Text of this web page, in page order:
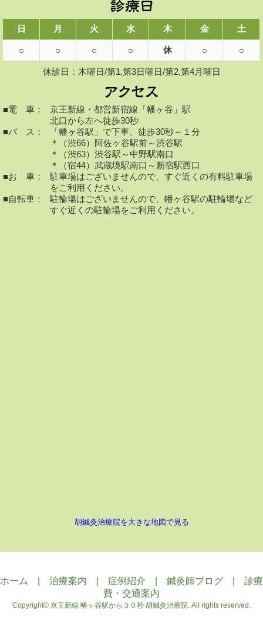
日 月 火 水 木 金 土
○ ○ ○ ○ 休 ○ ○
休診日：木曜日/第1,第3日曜日/第2,第4月曜日
■電 車：
京王新線・都営新宿線「幡ヶ谷」駅
北口から左へ徒歩30秒
■バ ス：
「幡ヶ谷駅」で下車、徒歩30秒～１分
＊（渋66）阿佐ヶ谷駅前～渋谷駅
＊（渋63）渋谷駅～中野駅南口
＊（宿44）武蔵境駅南口～新宿駅西口
■お 車：
駐車場はございませんので、すぐ近くの有料駐車場
をご利用ください。
■自転車：
駐輪場はございませんので、幡ヶ谷駅の駐輪場など
すぐ近くの駐輪場をご利用ください。
胡鍼灸治療院を大きな地図で見る
ホーム 治療案内 症例紹介 鍼灸師ブログ
診療
費・交通案内
Copyright© 京王新線 幡ヶ谷駅から３０秒 胡鍼灸治療院. All rights reserved.